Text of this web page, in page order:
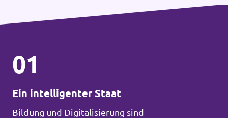
01
Ein intelligenter Staat
Bildung und Digitalisierung sind